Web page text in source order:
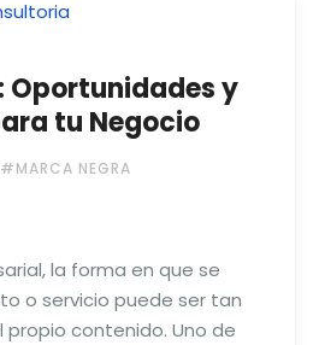
Oportunidades y
tu Negocio
#MARCA NEGRA
la forma en que se
o servicio puede ser tan
contenido. Uno de